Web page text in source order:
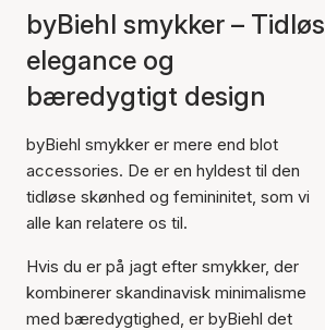
byBiehl smykker – Tidløs
elegance og
bæredygtigt design
byBiehl smykker er mere end blot
accessories. De er en hyldest til den
tidløse skønhed og femininitet, som vi
alle kan relatere os til.
Hvis du er på jagt efter smykker, der
kombinerer skandinavisk minimalisme
med bæredygtighed, er byBiehl det